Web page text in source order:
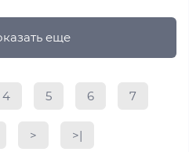
еще
4 5 6 7
> >|